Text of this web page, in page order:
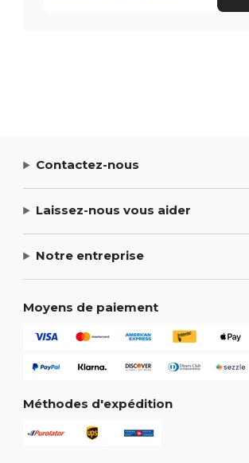
Contactez-nous
Laissez-nous vous aider
Notre entreprise
Moyens de paiement
Méthodes d'expédition